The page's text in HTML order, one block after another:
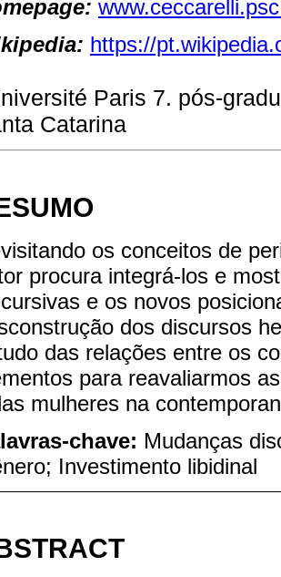
https://
Paris 7. pós-
Catarina
os conceitos de
procura integrá-los e
e os novos
dos discursos
das relações entre os
para reavaliarmos
mulheres na
chave: Mudanças
Investimento libidinal